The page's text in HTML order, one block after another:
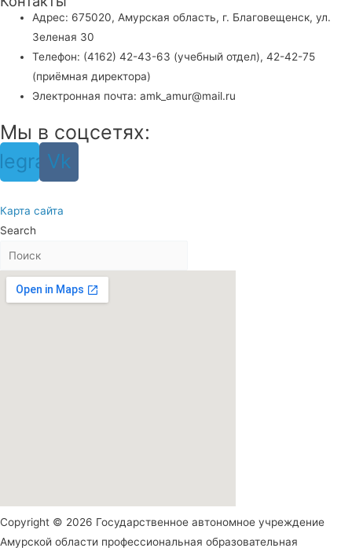
Адрес: 675020, Амурская область, г. Благовещенск, ул.
Зеленая 30
Телефон: (4162) 42-43-63 (учебный отдел), 42-42-75
(приёмная директора)
Электронная почта: amk_amur@mail.ru
Мы в соцсетях:
Vk
Карта сайта
Search
Copyright © 2026 Государственное автономное учреждение
Амурской области профессиональная образовательная